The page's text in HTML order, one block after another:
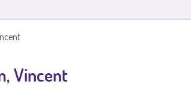
Vincent